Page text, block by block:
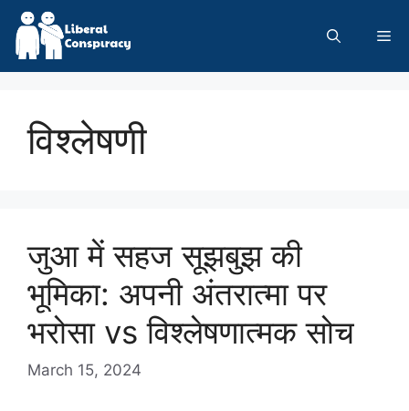
Skip
content
विश्लेषणी
जुआ में सहज सूझबुझ की
भूमिका: अपनी अंतरात्मा पर
भरोसा vs विश्लेषणात्मक सोच
March 15, 2024